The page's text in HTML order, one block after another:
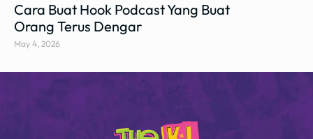
Cara Buat Hook Podcast Yang Buat
Orang Terus Dengar
May 4, 2026